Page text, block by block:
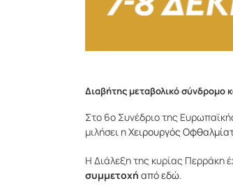
Διαβήτης μεταβολικό σύνδρομο
Στο 6ο Συνέδριο της
μιλήσει ηΧειρουργός
Η Διάλεξη της κυρίας Περράκη
συμμετοχή από εδώ.